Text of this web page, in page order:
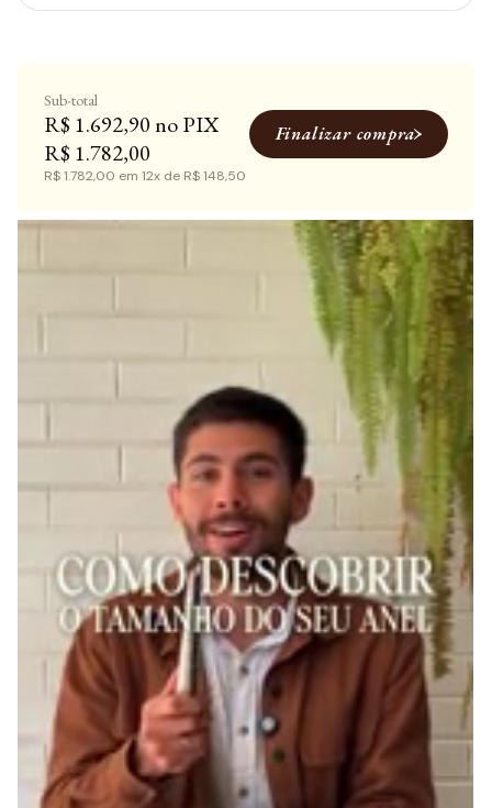
R$ 1.782,00
R$ 1.782,00 em 12x de R$ 148,50
R$ 1.692,90 Finalizar compra